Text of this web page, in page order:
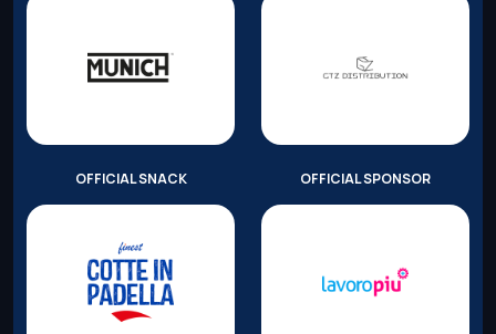
OFFICIAL SNACK OFFICIAL SPONSOR